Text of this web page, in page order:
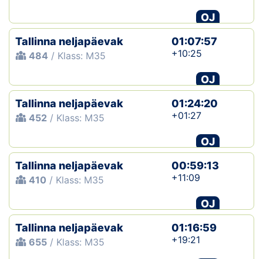
OJ
Tallinna neljapäevak
484 / Klass: M35
01:07:57
+10:25
OJ
Tallinna neljapäevak
452 / Klass: M35
01:24:20
+01:27
OJ
Tallinna neljapäevak
410 / Klass: M35
00:59:13
+11:09
OJ
Tallinna neljapäevak
655 / Klass: M35
01:16:59
+19:21